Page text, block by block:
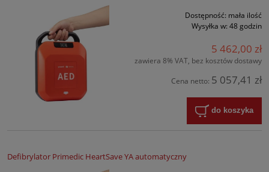
Dostępność: mała ilość
Wysyłka w: 48 godzin
5 462,00 zł
zawiera 8% VAT, bez kosztów dostawy
Cena netto: 5 057,41 zł
do koszyka
Defibrylator Primedic HeartSave YA automatyczny